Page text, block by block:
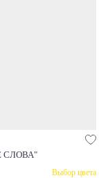
СЛОВА"
Выбор цвета